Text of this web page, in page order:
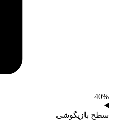
40%
سطح بازیگوشی